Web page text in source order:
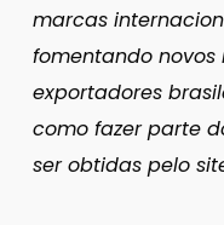
marcas
fomentando
exportadores
como fazer parte
ser obtidas pelo